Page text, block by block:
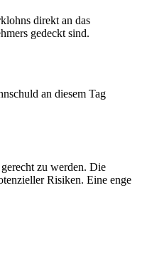
direkt an das
gedeckt sind.
an diesem Tag
zu werden. Die
Risiken. Eine enge